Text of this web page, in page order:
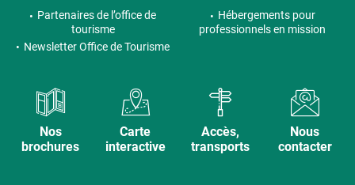
Partenaires de l’office de
tourisme
Hébergements pour
professionnels en mission
Newsletter Office de Tourisme
Nos
brochures
Carte
interactive
Accès,
transports
Nous
contacter